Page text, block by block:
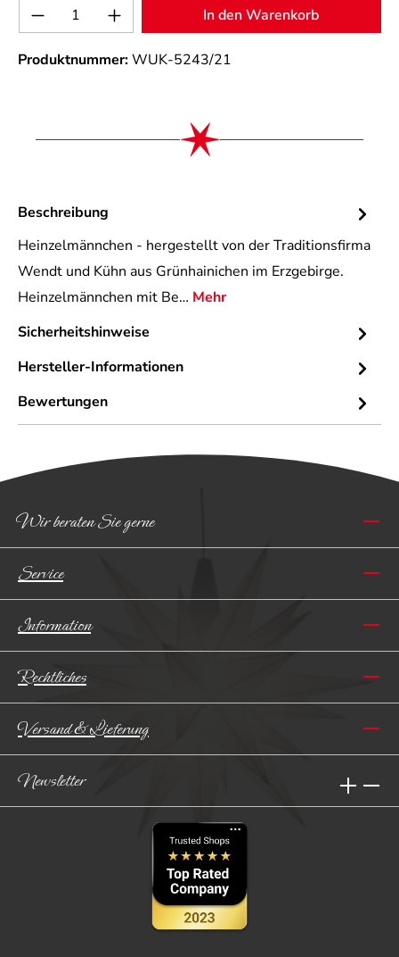
Produkt Anzahl: Gib den gewünschten
In den Warenkorb
Produktnummer:WUK-5243/21
Beschreibung
Heinzelmännchen - hergestellt von der Traditionsfirma
Wendt und Kühn aus Grünhainichen im Erzgebirge.
Heinzelmännchen mit Be… Mehr
Sicherheitshinweise
Hersteller-Informationen
Bewertungen
Wir beraten Sie gerne
Service
Information
Rechtliches
Versand & Lieferung
Newsletter